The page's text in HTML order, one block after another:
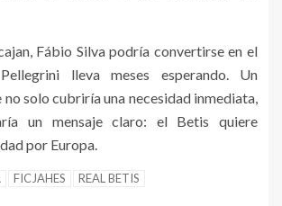
Fábio Silva podría convertirse en el
lleva meses esperando. Un
solo cubriría una necesidad inmediata,
un mensaje claro: el Betis quiere
por Europa.
FICJAHES REAL BETIS